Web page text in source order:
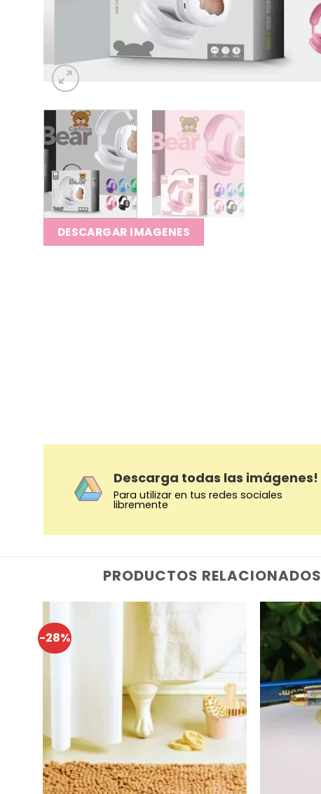
DESCARGAR IMAGENES
Descarga todas las imágenes!
Para utilizar en tus redes sociales
libremente
PRODUCTOS RELACIONADOS
-28%